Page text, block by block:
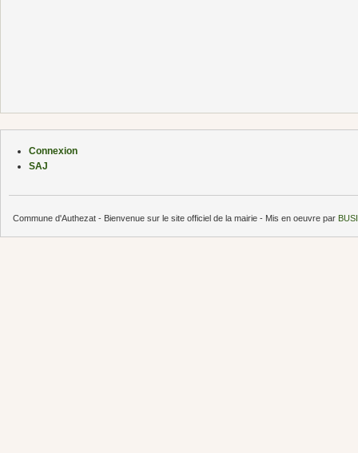
Connexion
SAJ
Commune d'Authezat - Bienvenue sur le site officiel de la mairie - Mis en oeuvre par